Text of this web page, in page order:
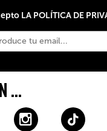
LA POLÍTICA DE
...